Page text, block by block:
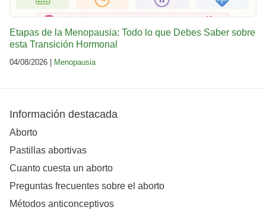
Etapas de la Menopausia: Todo lo que Debes Saber sobre
esta Transición Hormonal
04/08/2026 | Menopausia
Información destacada
Aborto
Pastillas abortivas
Cuanto cuesta un aborto
Preguntas frecuentes sobre el aborto
Métodos anticonceptivos